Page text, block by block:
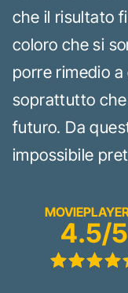
che il risultato
coloro che si
porre rimedio
soprattutto
futuro. Da
impossibile
4.5/5